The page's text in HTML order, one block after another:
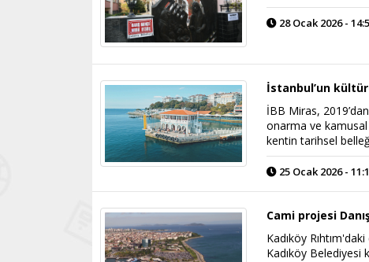
28 Ocak 2026 -
İstanbul’un
İBB Miras,
onarma ve
kentin tarihsel
25 Ocak 2026 -
Cami projesi
Kadıköy
Kadıköy Belediyesi